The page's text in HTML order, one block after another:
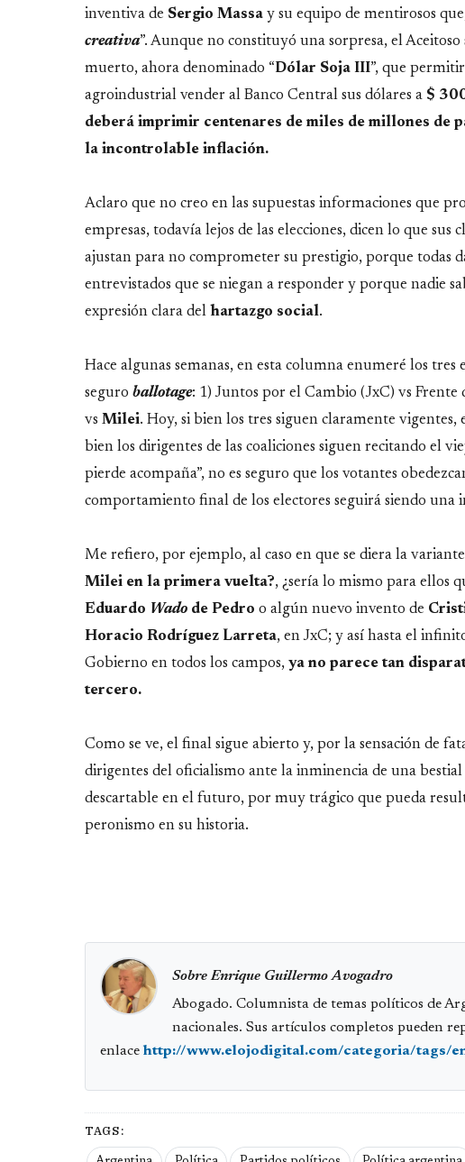
inventiva de Sergio Massa y su equipo de mentirosos
creativa”. Aunque no constituyó una sorpresa, el Aceitoso
muerto, ahora denominado “Dólar Soja III”, que
agroindustrial vender al Banco Central sus dólares a $
deberá imprimir centenares de miles de millones de
la incontrolable inflación.
Aclaro que no creo en las supuestas informaciones que
empresas, todavía lejos de las elecciones, dicen lo que sus
ajustan para no comprometer su prestigio, porque todas
entrevistados que se niegan a responder y porque nadie
expresión clara del hartazgo social.
Hace algunas semanas, en esta columna enumeré los tres
seguro ballotage: 1) Juntos por el Cambio (JxC) vs Frente
vs Milei. Hoy, si bien los tres siguen claramente
bien los dirigentes de las coaliciones siguen recitando el
pierde acompaña”, no es seguro que los votantes
comportamiento final de los electores seguirá siendo una
Me refiero, por ejemplo, al caso en que se diera la
Milei en la primera vuelta?, ¿sería lo mismo para ellos
Eduardo Wado de Pedro o algún nuevo invento de
Horacio Rodríguez Larreta, en JxC; y así hasta el
Gobierno en todos los campos, ya no parece tan
tercero.
Como se ve, el final sigue abierto y, por la sensación de
dirigentes del oficialismo ante la inminencia de una
descartable en el futuro, por muy trágico que pueda
peronismo en su historia.
Sobre Enrique Guillermo Avogadro
Abogado. Columnista de temas políticos de
nacionales. Sus artículos completos pueden
enlace http://www.elojodigital.com/categoria/tags/
TAGS: